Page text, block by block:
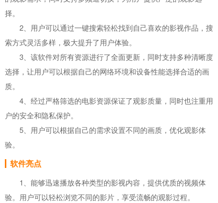
择。
2、用户可以通过一键搜索轻松找到自己喜欢的影视作品，搜
索方式灵活多样，极大提升了用户体验。
3、该软件对所有资源进行了全面更新，同时支持多种清晰度
选择，让用户可以根据自己的网络环境和设备性能选择合适的画
质。
4、经过严格筛选的电影资源保证了观影质量，同时也注重用
户的安全和隐私保护。
5、用户可以根据自己的需求设置不同的画质，优化观影体
验。
软件亮点
1、能够迅速播放各种类型的影视内容，提供优质的视频体
验。用户可以轻松浏览不同的影片，享受流畅的观影过程。